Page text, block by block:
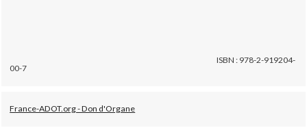
ISBN : 978-2-919204-
00-7
France-ADOT.org - Don d'Organe